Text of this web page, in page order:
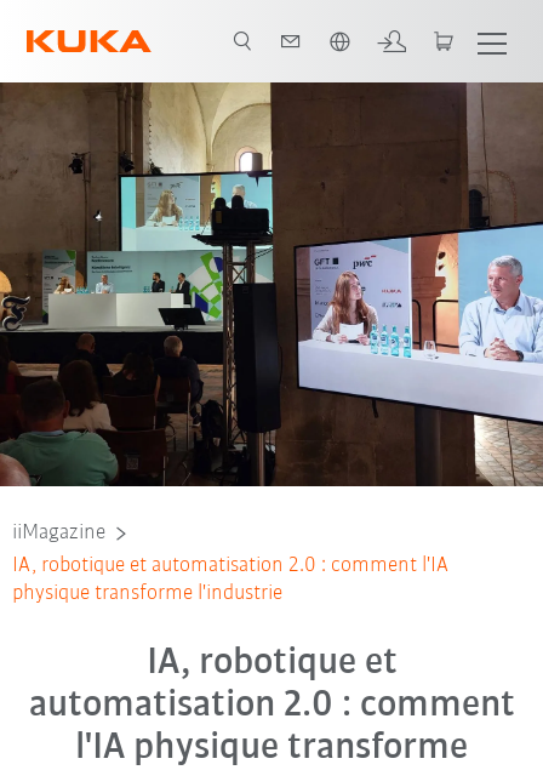
iiMagazine
IA, robotique et automatisation 2.0 : comment l'IA
physique transforme l'industrie
IA, robotique et
automatisation 2.0 : comment
l'IA physique transforme